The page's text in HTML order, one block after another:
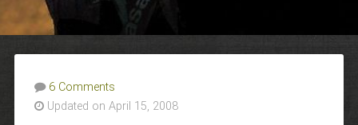
6 Comments
Updated on April 15, 2008